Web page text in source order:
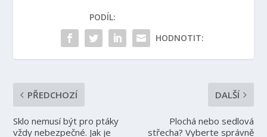
PODÍL:
HODNOTIT:
PŘEDCHOZÍ
Sklo nemusí být pro ptáky
vždy nebezpečné. Jak je
DALŠÍ
Plochá nebo sedlová
střecha? Vyberte správně